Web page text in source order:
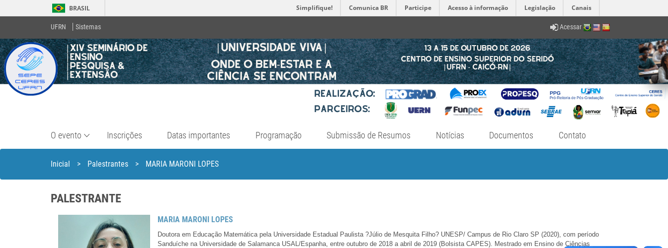
BRASIL Simplifique! Comunica BR Participe Acesso à informação Legislação Canais
UFRN Sistemas Acessar
O evento Inscrições Datas importantes Programação Submissão de Resumos Notícias Documentos Contato
Inicial > Palestrantes > MARIA MARONI LOPES
PALESTRANTE
MARIA MARONI LOPES
Doutora em Educação Matemática pela Universidade Estadual Paulista ?Júlio de Mesquita Filho? UNESP/ Campus de Rio Claro SP (2020), com período
Sanduíche na Universidade de Salamanca USAL/Espanha, entre outubro de 2018 a abril de 2019 (Bolsista CAPES). Mestrado em Ensino de Ciências